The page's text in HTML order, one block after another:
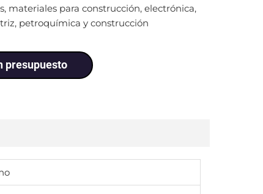
materiales para construcción, electrónica,
petroquímica y construcción
presupuesto